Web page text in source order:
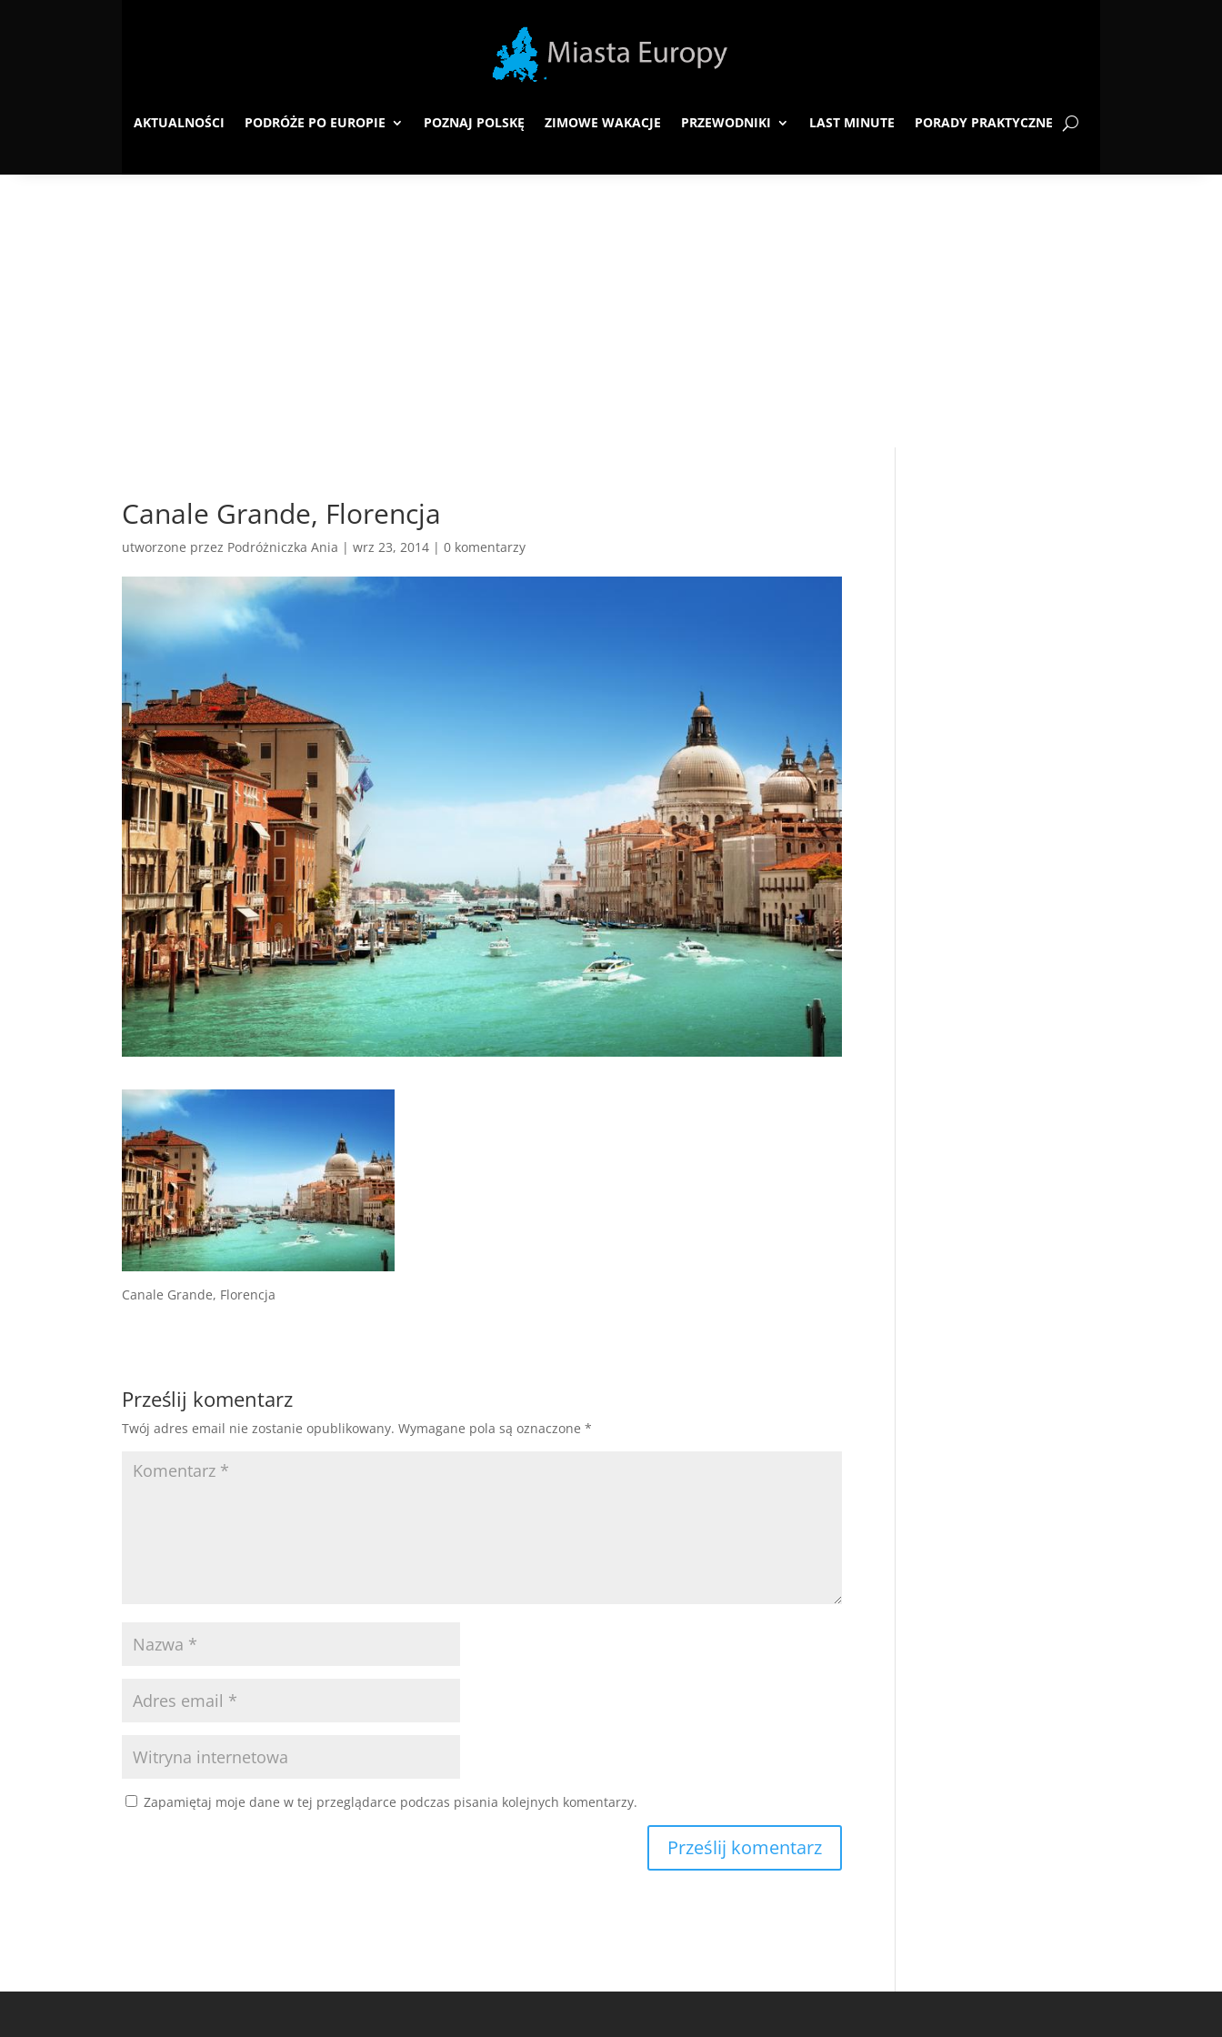
AKTUALNOŚCI PODRÓŻE PO EUROPIE POZNAJ POLSKĘ ZIMOWE WAKACJE PRZEWODNIKI LAST MINUTE PORADY PRAKTYCZNE
Canale Grande, Florencja
utworzone przez Podróżniczka Ania |wrz 23, 2014 |0 komentarzy
Canale Grande, Florencja
Prześlij komentarz
Twój adres email nie zostanie opublikowany. Wymagane pola są oznaczone*
Zapamiętaj moje dane w tej przeglądarce podczas pisania kolejnych komentarzy.